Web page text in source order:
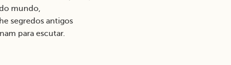
mundo,
segredos antigos
para escutar.